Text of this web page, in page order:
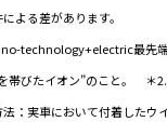
よる差があります。
technology+electric最先
帯びたイオン”のこと。 ＊
：実車において付着したウ